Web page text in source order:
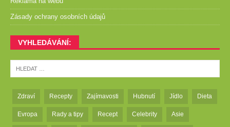
Zásady ochrany osobních údajů
VYHLEDÁVÁNÍ:
Zdraví Recepty Zajímavosti Hubnutí Jídlo Dieta
Evropa Rady a tipy Recept Celebrity Asie